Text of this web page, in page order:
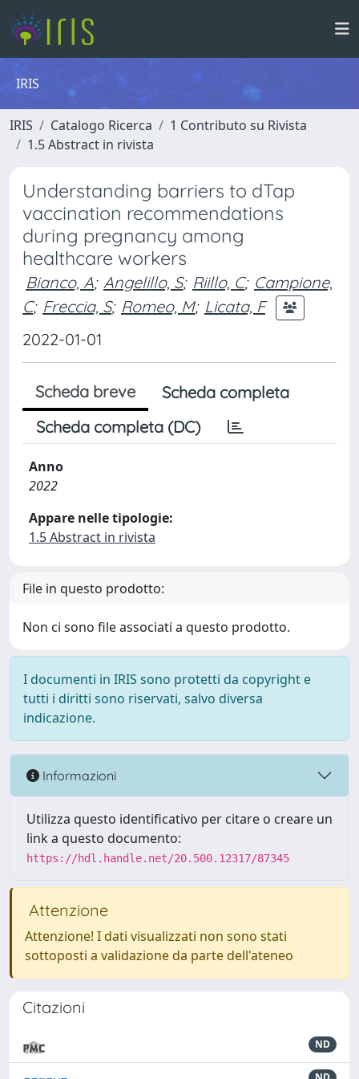
IRIS
IRIS Catalogo Ricerca
1 Contributo su Rivista
1.5 Abstract in rivista
Understanding barriers to dTap
vaccination recommendations
during pregnancy among
healthcare workers
Bianco, A; Angelillo, S; Riillo, C; Campione,
C; Freccia, S; Romeo, M; Licata, F
2022-01-01
Scheda breve
Scheda completa
Scheda completa (DC)
Anno
2022
Appare nelle tipologie:
1.5 Abstract in rivista
File in questo prodotto:
Non ci sono file associati a questo prodotto.
I documenti in IRIS sono protetti da copyright e
tutti i diritti sono riservati, salvo diversa
indicazione.
Informazioni
Utilizza questo identificativo per citare o creare un
link a questo documento:
https://hdl.handle.net/20.500.12317/87345
Attenzione
Attenzione! I dati visualizzati non sono stati
sottoposti a validazione da parte dell'ateneo
Citazioni
ND